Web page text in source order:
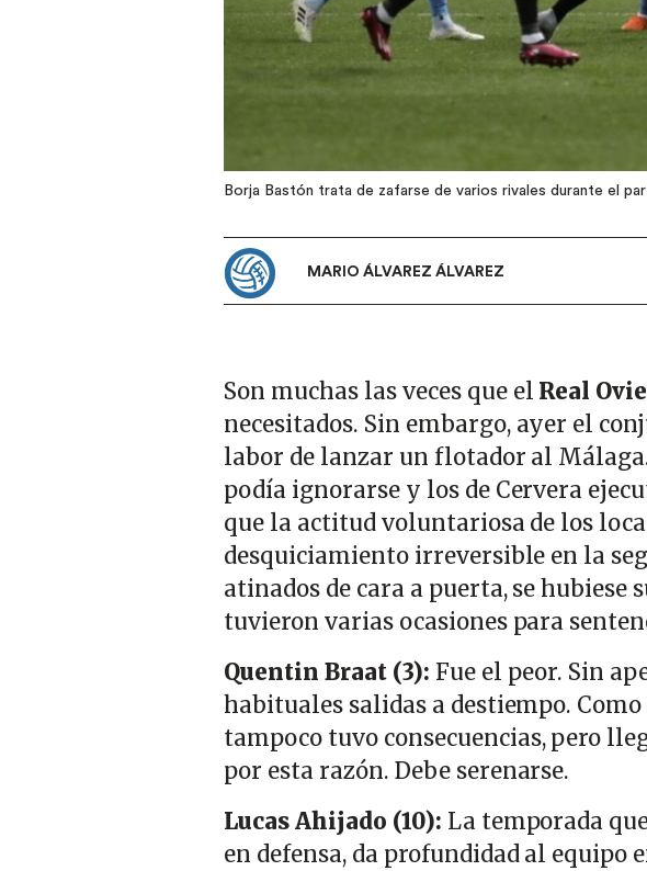
Borja Bastón trata de zafarse de varios rivales durante el
MARIO ÁLVAREZ ÁLVAREZ
Son muchas las veces que el Real
necesitados. Sin embargo, ayer el
labor de lanzar un flotador al
podía ignorarse y los de Cervera
que la actitud voluntariosa de los
desquiciamiento irreversible en la
atinados de cara a puerta, se
tuvieron varias ocasiones para
Quentin Braat (3): Fue el peor. Sin
habituales salidas a destiempo.
tampoco tuvo consecuencias, pero
por esta razón. Debe serenarse.
Lucas Ahijado (10): La temporada
en defensa, da profundidad al equipo